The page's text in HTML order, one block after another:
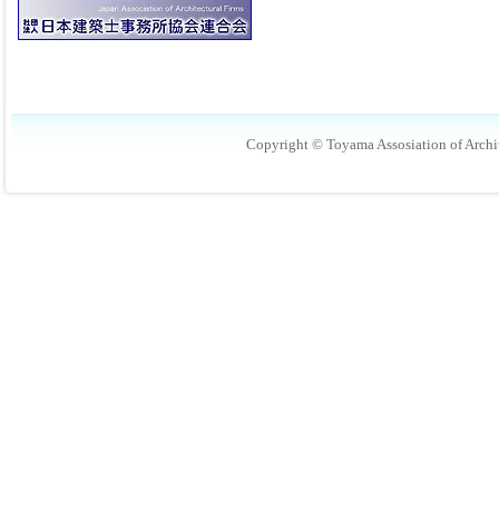
Copyright © Toyama Assosiation of